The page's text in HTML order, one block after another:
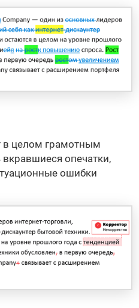
в целом грамотным
опечатки,
ошибки